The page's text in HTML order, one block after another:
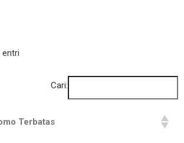
entri
Cari:
Terbatas